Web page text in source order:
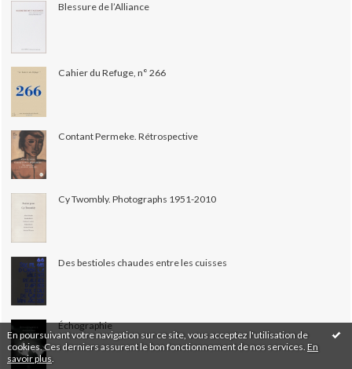
En poursuivant votre navigation sur ce site, vous acceptez l'utilisation de
cookies. Ces derniers assurent le bon fonctionnement de nos services. En
savoir plus
Blessure de l’Alliance
Cahier du Refuge, n° 266
Contant Permeke. Rétrospective
Cy Twombly. Photographs 1951-2010
Des bestioles chaudes entre les cuisses
Échographie